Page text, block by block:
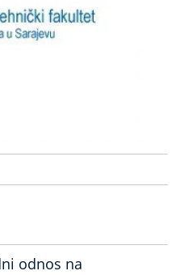
odnos na